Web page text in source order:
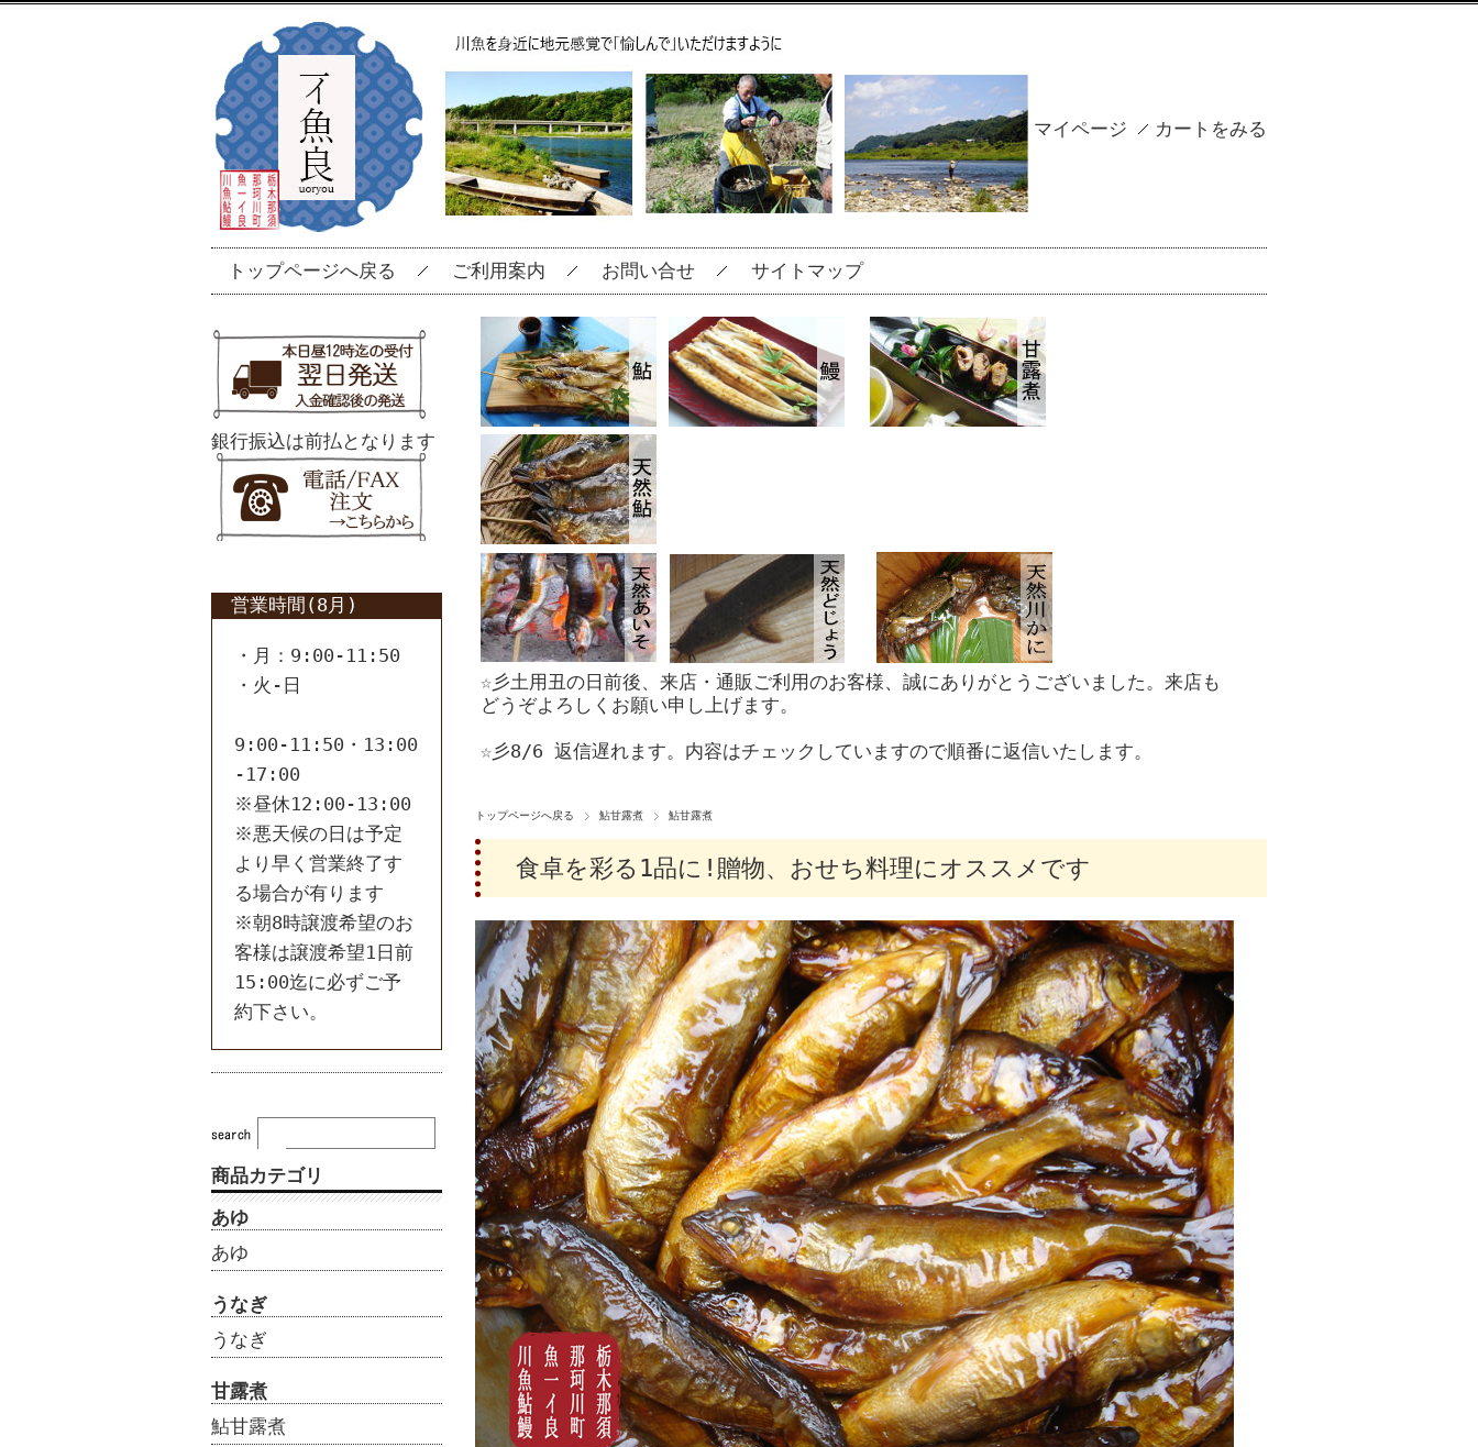
マイページ カートをみる
トップページへ戻る ご利用案内 お問い合せ サイトマップ
☆彡土用丑の日前後、来店・通販ご利用のお客様、誠にありがとうございました。来店も
どうぞよろしくお願い申し上げます。
☆彡8/6 返信遅れます。内容はチェックしていますので順番に返信いたします。
トップページへ戻る 鮎甘露煮 鮎甘露煮
食卓を彩る1品に!贈物、おせち料理にオススメです
銀行振込は前払となります
営業時間(8月)
・月：9:00-11:50
・火-日
9:00-11:50・13:00
-17:00
※昼休12:00-13:00
※悪天候の日は予定
より早く営業終了す
る場合が有ります
※朝8時譲渡希望のお
客様は譲渡希望1日前
15:00迄に必ずご予
約下さい。
商品カテゴリ
あゆ
あゆ
うなぎ
うなぎ
甘露煮
鮎甘露煮